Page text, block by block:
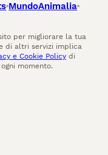
MundoAnimalia
per migliorare la tua
di altri servizi implica
e Cookie Policy di
ogni momento.